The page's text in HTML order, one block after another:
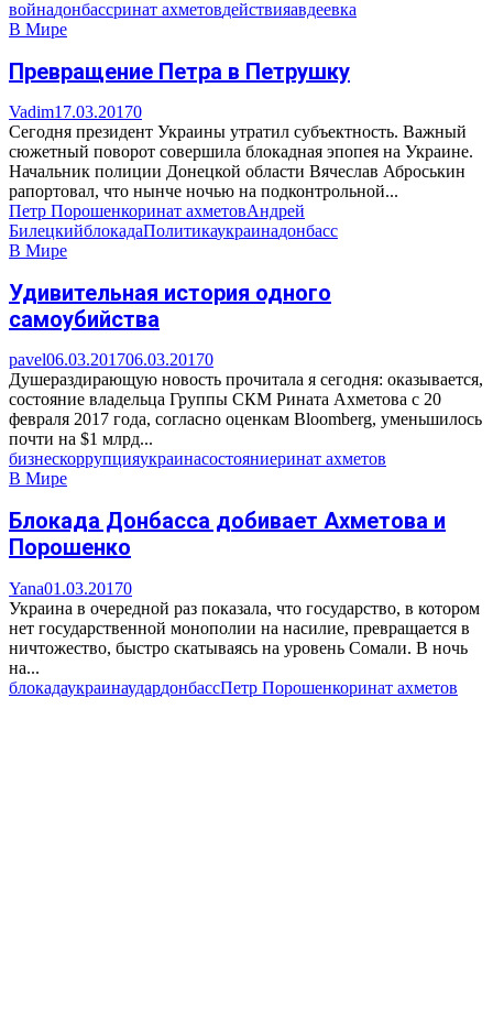
войнадонбассринат ахметовдействияавдеевка
В Мире
Превращение Петра в Петрушку
Vadim17.03.20170
Сегодня президент Украины утратил субъектность. Важный
сюжетный поворот совершила блокадная эпопея на Украине.
Начальник полиции Донецкой области Вячеслав Аброськин
рапортовал, что нынче ночью на подконтрольной...
Петр Порошенкоринат ахметовАндрей
БилецкийблокадаПолитикаукраинадонбасс
В Мире
Удивительная история одного
самоубийства
pavel06.03.201706.03.20170
Душераздирающую новость прочитала я сегодня: оказывается,
состояние владельца Группы СКМ Рината Ахметова с 20
февраля 2017 года, согласно оценкам Bloomberg, уменьшилось
почти на $1 млрд...
бизнескоррупцияукраинасостояниеринат ахметов
В Мире
Блокада Донбасса добивает Ахметова и
Порошенко
Yana01.03.20170
Украина в очередной раз показала, что государство, в котором
нет государственной монополии на насилие, превращается в
ничтожество, быстро скатываясь на уровень Сомали. В ночь
на...
блокадаукраинаудардонбассПетр Порошенкоринат ахметов